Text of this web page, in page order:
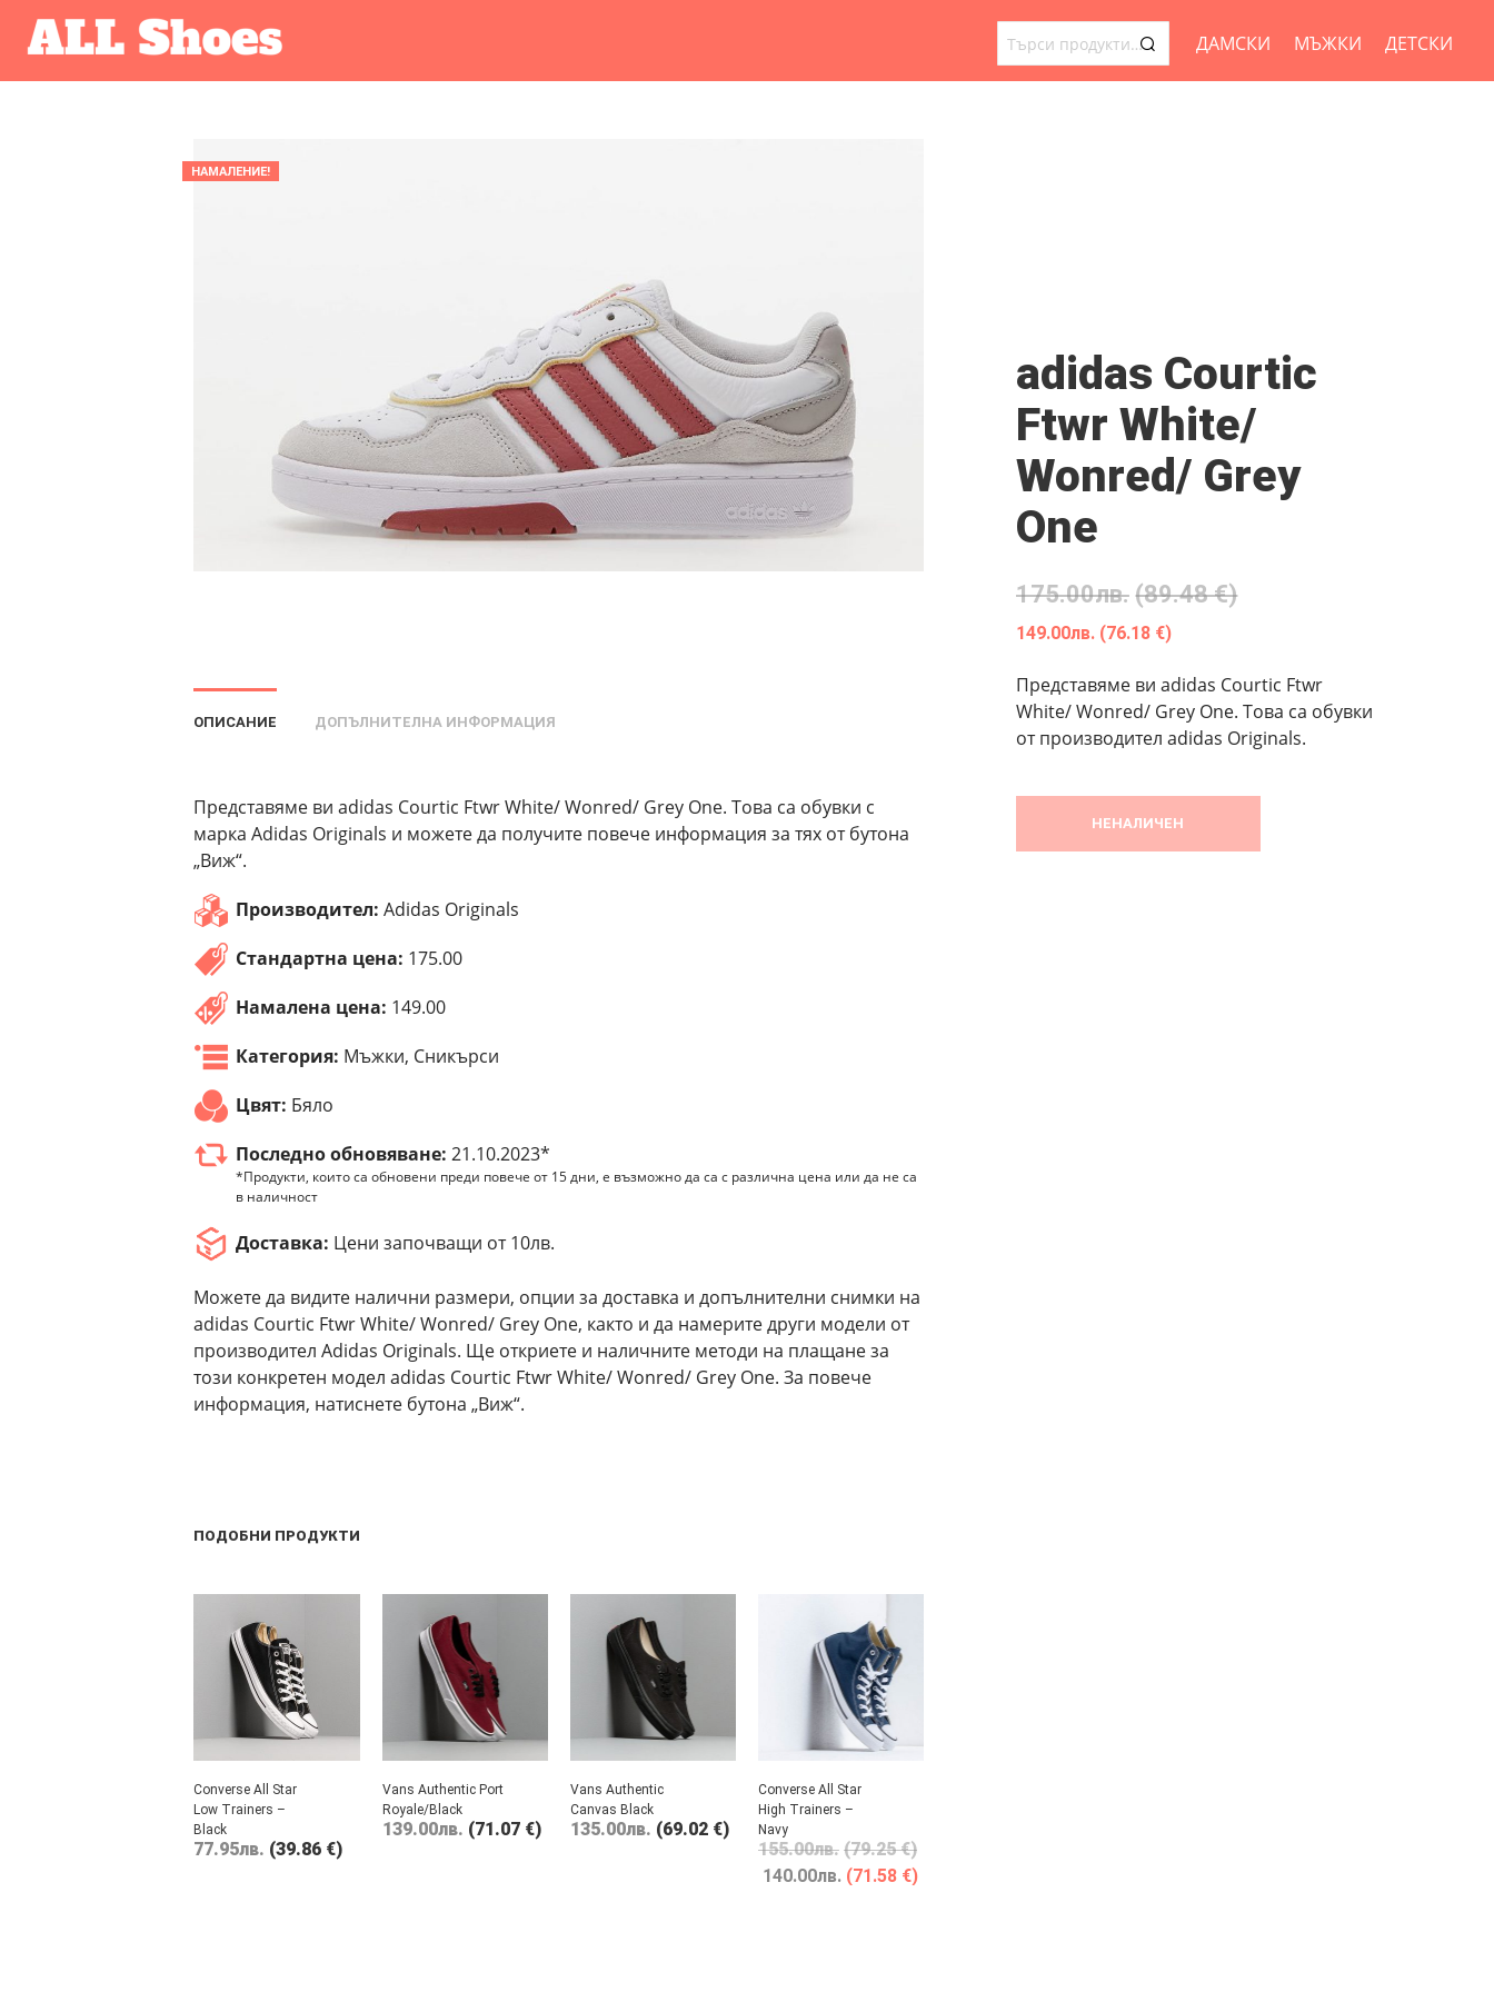
ТЪРСЕНЕ
ДАМСКИ МЪЖКИ ДЕТСКИ
НАМАЛЕНИЕ!
adidas Courtic
Ftwr White/
Wonred/ Grey
One
175.00лв. (89.48 €)
149.00лв. (76.18 €)
Представяме ви adidas Courtic Ftwr
White/ Wonred/ Grey One. Това са обувки
от производител adidas Originals.
НЕНАЛИЧЕН
ОПИСАНИЕ ДОПЪЛНИТЕЛНА ИНФОРМАЦИЯ
Представяме ви adidas Courtic Ftwr White/ Wonred/ Grey One. Това са обувки с
марка Adidas Originals и можете да получите повече информация за тях от бутона
„Виж“.
Производител: Adidas Originals
Стандартна цена: 175.00
Намалена цена: 149.00
Категория: Мъжки, Сникърси
Цвят: Бяло
Последно обновяване: 21.10.2023*
*Продукти, които са обновени преди повече от 15 дни, е възможно да са с различна цена или да не са
в наличност
Доставка: Цени започващи от 10лв.
Можете да видите налични размери, опции за доставка и допълнителни снимки на
adidas Courtic Ftwr White/ Wonred/ Grey One, както и да намерите други модели от
производител Adidas Originals. Ще откриете и наличните методи на плащане за
този конкретен модел adidas Courtic Ftwr White/ Wonred/ Grey One. За повече
информация, натиснете бутона „Виж“.
ПОДОБНИ ПРОДУКТИ
Converse All Star
Low Trainers –
Black
77.95лв. (39.86 €)
Vans Authentic Port
Royale/Black
139.00лв. (71.07 €)
Vans Authentic
Canvas Black
135.00лв. (69.02 €)
Converse All Star
High Trainers –
Navy
155.00лв. (79.25 €)
140.00лв. (71.58 €)